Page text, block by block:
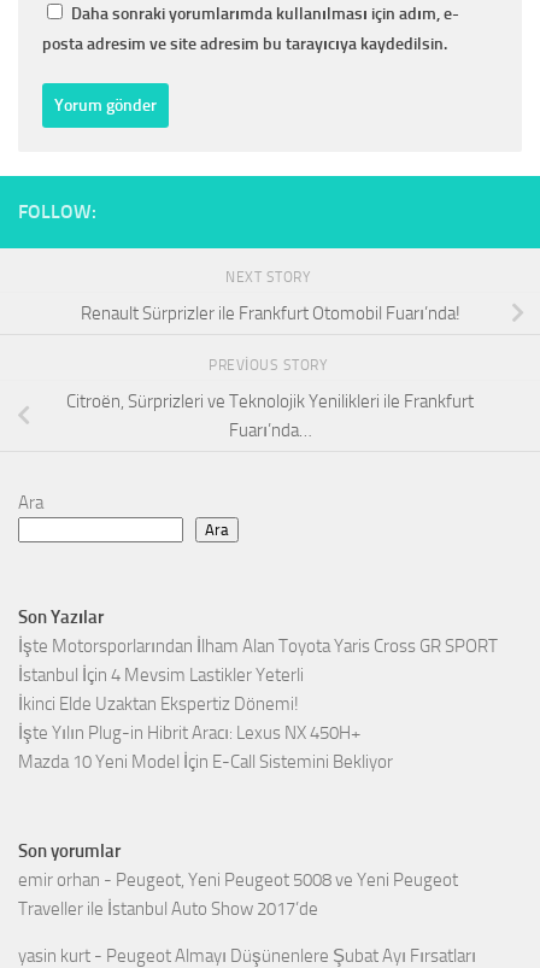
Daha sonraki yorumlarımda kullanılması için adım, e-
posta adresim ve site adresim bu tarayıcıya kaydedilsin.
FOLLOW:
NEXT STORY
Renault Sürprizler ile Frankfurt Otomobil Fuarı’nda!
PREVIOUS STORY
Citroën, Sürprizleri ve Teknolojik Yenilikleri ile Frankfurt
Fuarı’nda…
Ara
Ara
Son Yazılar
İşte Motorsporlarından İlham Alan Toyota Yaris Cross GR SPORT
İstanbul İçin 4 Mevsim Lastikler Yeterli
İkinci Elde Uzaktan Ekspertiz Dönemi!
İşte Yılın Plug-in Hibrit Aracı: Lexus NX 450H+
Mazda 10 Yeni Model İçin E-Call Sistemini Bekliyor
Son yorumlar
emir orhan - Peugeot, Yeni Peugeot 5008 ve Yeni Peugeot
Traveller ile İstanbul Auto Show 2017’de
yasin kurt - Peugeot Almayı Düşünenlere Şubat Ayı Fırsatları